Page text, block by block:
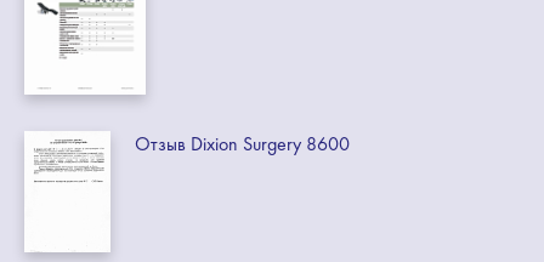
Отзыв Dixion Surgery 8600